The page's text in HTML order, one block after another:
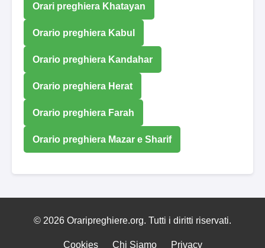
Orari preghiera Khatayan
Orario preghiera Kabul
Orario preghiera Kandahar
Orario preghiera Herat
Orario preghiera Farah
Orario preghiera Mazar e Sharif
© 2026 Oraripreghiere.org. Tutti i diritti riservati.
Cookies Chi Siamo Privacy